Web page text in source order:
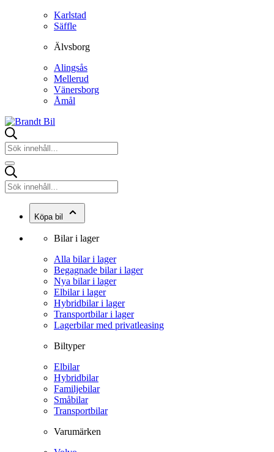
Karlstad
Säffle
Älvsborg
Alingsås
Mellerud
Vänersborg
Åmål
Köpa bil
Bilar i lager
Alla bilar i lager
Begagnade bilar i lager
Nya bilar i lager
Elbilar i lager
Hybridbilar i lager
Transportbilar i lager
Lagerbilar med privatleasing
Biltyper
Elbilar
Hybridbilar
Familjebilar
Småbilar
Transportbilar
Varumärken